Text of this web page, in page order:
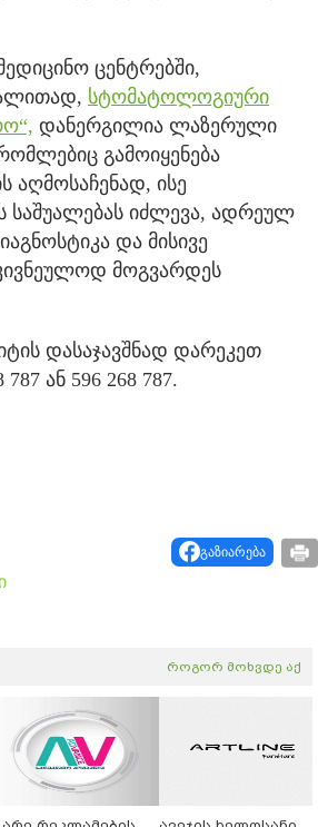
ცენტრებში,
სტომატოლოგიური
დანერგილია ლაზერული
გამოიყენება
აღმოსაჩენად, ისე
საშუალებას იძლევა, ადრეულ
და მისივე
მოგვარდეს
დასაჯავშნად დარეკეთ
ან 596 268 787.
გაზიარება
როგორ მოხვდე აქ